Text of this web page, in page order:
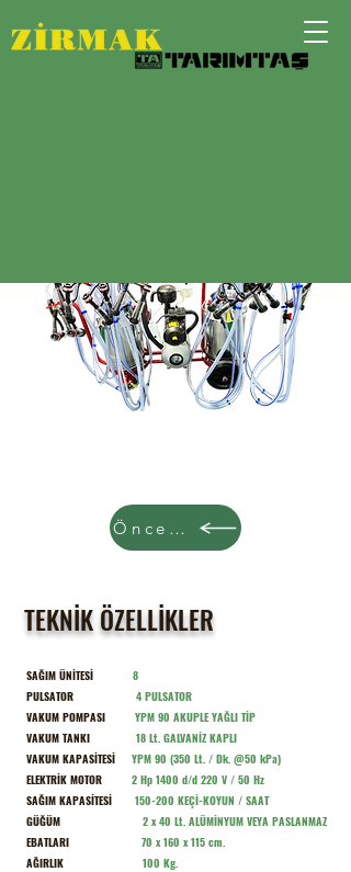
Önceki
TEKNİK ÖZELLİKLER
SAĞIM ÜNİTESİ 8
PULSATOR 4 PULSATOR
VAKUM POMPASI YPM 90 AKUPLE YAĞLI TİP
VAKUM TANKI 18 Lt. GALVANİZ KAPLI
VAKUM KAPASİTESİ YPM 90 (350 Lt. / Dk. @50 kPa)
ELEKTRİK MOTOR 2 Hp 1400 d/d 220 V / 50 Hz
SAĞIM KAPASİTESİ 150-200 KEÇİ-KOYUN / SAAT
GÜĞÜM 2 x 40 Lt. ALÜMİNYUM VEYA PASLANMAZ
EBATLARI 70 x 160 x 115 cm.
AĞIRLIK 100 Kg.